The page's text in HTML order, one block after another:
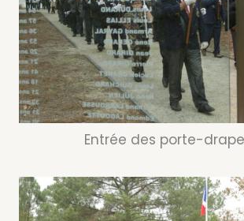
Entrée des porte-